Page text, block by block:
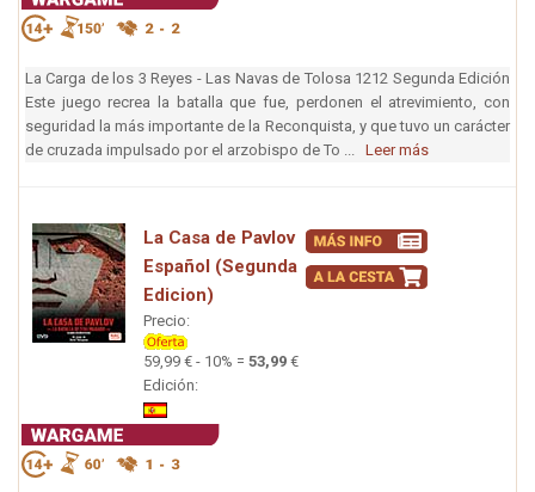
La Carga de los 3 Reyes - Las Navas de Tolosa 1212 Segunda Edición
Este juego recrea la batalla que fue, perdonen el atrevimiento, con
seguridad la más importante de la Reconquista, y que tuvo un carácter
de cruzada impulsado por el arzobispo de To ... Leer más
La Casa de Pavlov
Español (Segunda
Edicion)
Precio:
59,99 € - 10% = 53,99 €
Edición: